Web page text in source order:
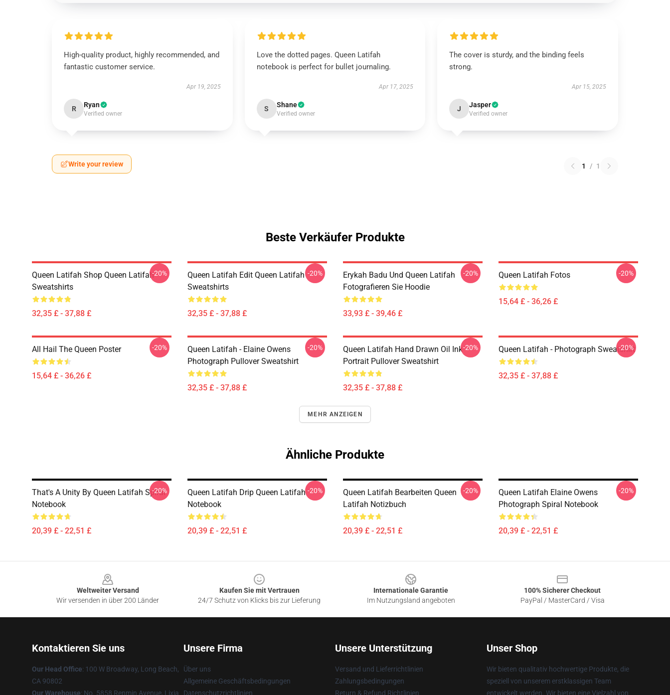
High-quality product, highly recommended, and
fantastic customer service.
Apr 19, 2025
R Ryan
Verified owner
Love the dotted pages. Queen Latifah
notebook is perfect for bullet journaling.
Apr 17, 2025
S Shane
Verified owner
The cover is sturdy, and the binding feels
strong.
Apr 15, 2025
J Jasper
Verified owner
Write your review 1 / 1
Beste Verkäufer Produkte
Queen Latifah Shop Queen Latifah
Sweatshirts
32,35 £ - 37,88 £
-20%
Queen Latifah Edit Queen Latifah
Sweatshirts
32,35 £ - 37,88 £
-20%
Erykah Badu Und Queen Latifah
Fotografieren Sie Hoodie
33,93 £ - 39,46 £
-20% Queen Latifah Fotos
15,64 £ - 36,26 £
-20%
All Hail The Queen Poster
15,64 £ - 36,26 £
-20%
Queen Latifah - Elaine Owens
Photograph Pullover Sweatshirt
32,35 £ - 37,88 £
-20%
Queen Latifah Hand Drawn Oil Ink
Portrait Pullover Sweatshirt
32,35 £ - 37,88 £
-20% Queen Latifah - Photograph Sweatshirt
32,35 £ - 37,88 £
-20%
MEHR ANZEIGEN
Ähnliche Produkte
That's A Unity By Queen Latifah Spiral
Notebook
20,39 £ - 22,51 £
-20%
Queen Latifah Drip Queen Latifah
Notebook
20,39 £ - 22,51 £
-20%
Queen Latifah Bearbeiten Queen
Latifah Notizbuch
20,39 £ - 22,51 £
-20%
Queen Latifah Elaine Owens
Photograph Spiral Notebook
20,39 £ - 22,51 £
-20%
Weltweiter Versand
Wir versenden in über 200 Länder
Kaufen Sie mit Vertrauen
24/7 Schutz von Klicks bis zur Lieferung
Internationale Garantie
Im Nutzungsland angeboten
100% Sicherer Checkout
PayPal / MasterCard / Visa
Kontaktieren Sie uns
Our Head Office: 100 W Broadway, Long Beach,
CA 90802
Our Warehouse: No. 5858 Renmin Avenue, Lixia
Unsere Firma
Über uns
Allgemeine Geschäftsbedingungen
Datenschutzrichtlinien
Unsere Unterstützung
Versand und Lieferrichtlinien
Zahlungsbedingungen
Return & Refund Richtlinien
Unser Shop
Wir bieten qualitativ hochwertige Produkte, die
speziell von unserem erstklassigen Team
entwickelt werden. Wir bieten eine Vielzahl von